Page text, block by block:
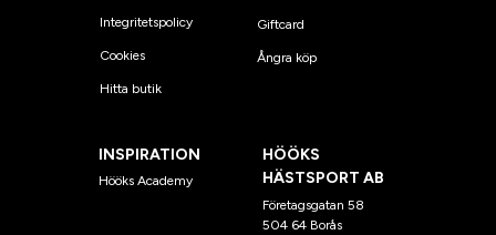
Integritetspolicy
Cookies
Hitta butik
Giftcard
Ångra köp
INSPIRATION
Hööks Academy
HÖÖKS
HÄSTSPORT AB
Företagsgatan 58
504 64 Borås